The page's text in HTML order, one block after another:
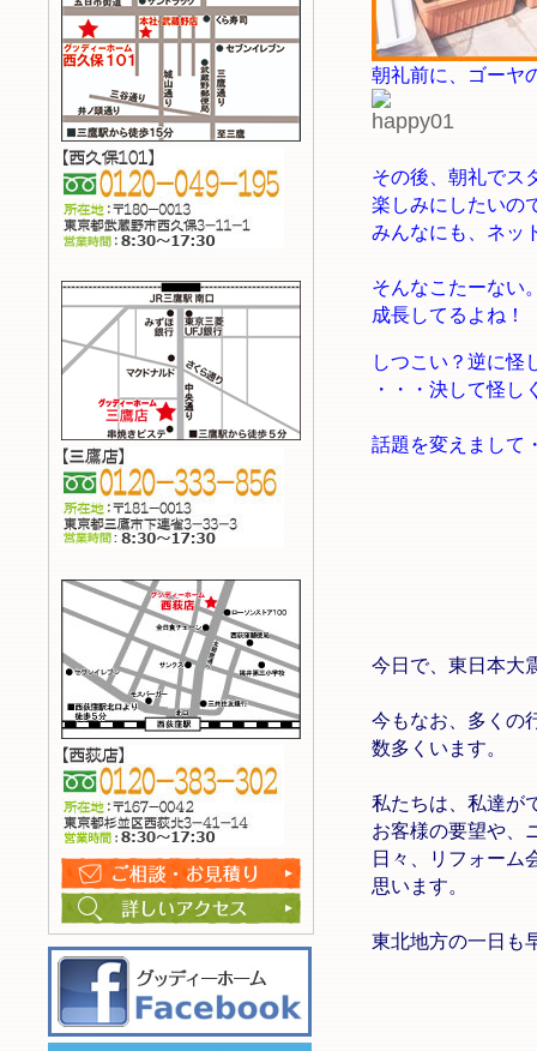
朝礼前に、ゴーヤ
その後、朝礼でス
楽しみにしたいの
みんなにも、ネッ
そんなこたーない
成長してるよね
しつこい？逆に怪
・・・決して怪し
話題を変えまして
今日で、東日本大
今もなお、多くの
数多くいます。
私たちは、私達が
お客様の要望や、
日々、リフォーム
思います。
東北地方の一日も